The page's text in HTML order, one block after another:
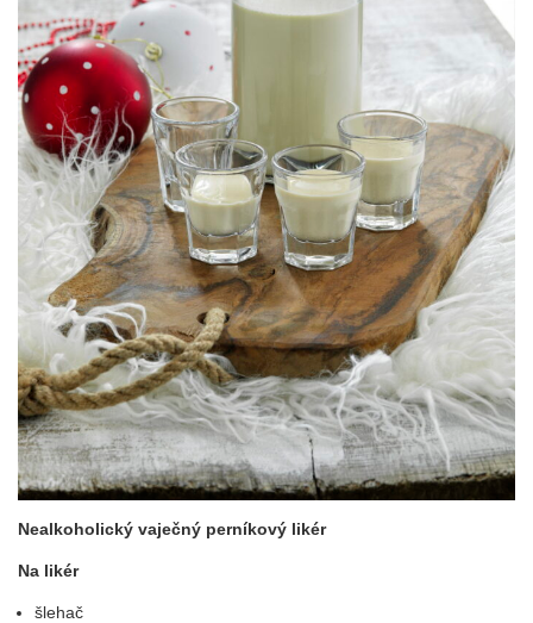
Nealkoholický vaječný perníkový likér
Na likér
šlehač